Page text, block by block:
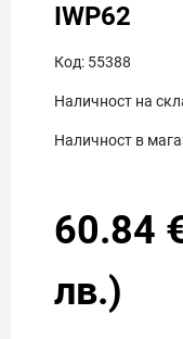
IWP62
Код: 55388
Наличност на
Наличност в
60.84
лв.)